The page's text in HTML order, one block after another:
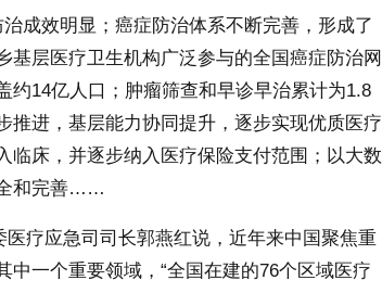
效明显；癌症防治体系不断完善，形成了
层医疗卫生机构广泛参与的全国癌症防治网
14亿人口；肿瘤筛查和早诊早治累计为1.8
推进，基层能力协同提升，逐步实现优质医疗
临床，并逐步纳入医疗保险支付范围；以大数
全和完善……
疗应急司司长郭燕红说，近年来中国聚焦重
一个重要领域，“全国在建的76个区域医疗